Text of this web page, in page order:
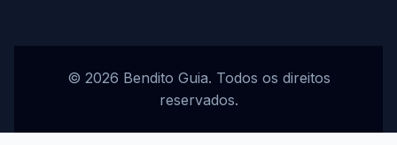
© 2026 Bendito Guia. Todos os direitos
reservados.